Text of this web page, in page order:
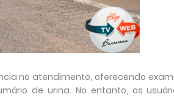
no atendimento, oferecendo
de urina. No entanto, os